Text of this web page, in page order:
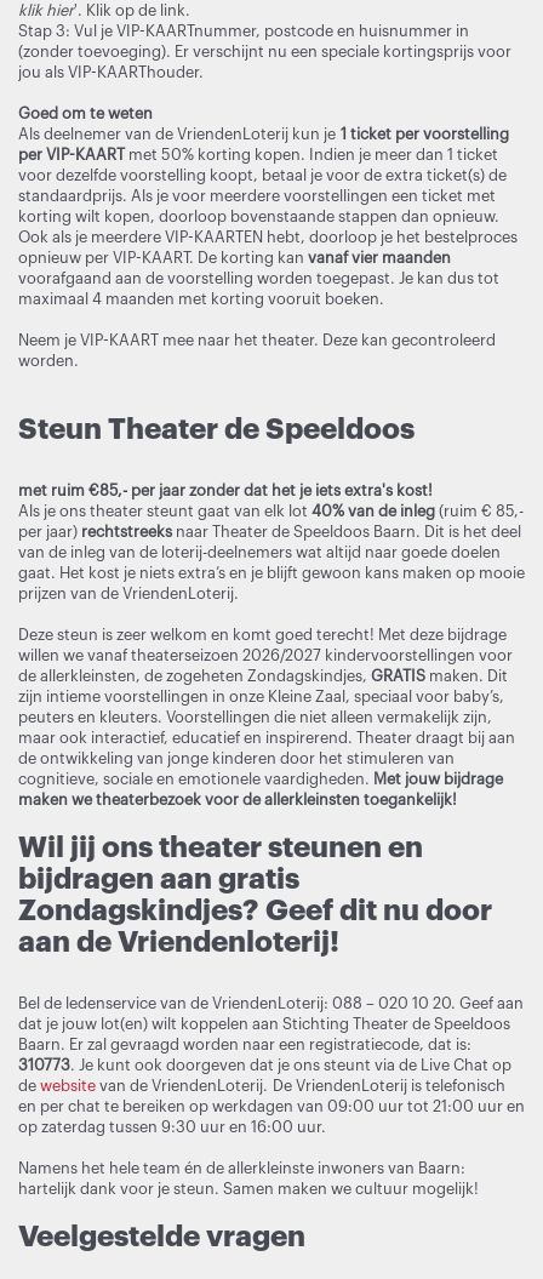
klik hier'. Klik op de link.
Stap 3: Vul je VIP-KAARTnummer, postcode en huisnummer in
(zonder toevoeging). Er verschijnt nu een speciale kortingsprijs voor
jou als VIP-KAARThouder.
Goed om te weten
Als deelnemer van de VriendenLoterij kun je 1 ticket per voorstelling
per VIP-KAART
met 50% korting kopen. Indien je meer dan 1 ticket
voor dezelfde voorstelling koopt, betaal je voor de extra ticket(s) de
standaardprijs. Als je voor meerdere voorstellingen een ticket met
korting wilt kopen, doorloop bovenstaande stappen dan opnieuw.
Ook als je meerdere VIP-KAARTEN hebt, doorloop je het bestelproces
opnieuw per VIP-KAART. De korting kan vanaf vier maanden
voorafgaand aan de voorstelling worden toegepast. Je kan dus tot
maximaal 4 maanden met korting vooruit boeken.
Neem je VIP-KAART mee naar het theater. Deze kan gecontroleerd
worden.
Steun Theater de Speeldoos
met ruim €85,- per jaar zonder dat het je iets extra's kost!
Als je ons theater steunt gaat van elk lot 40% van de inleg (ruim € 85,-
per jaar) rechtstreeks naar Theater de Speeldoos Baarn. Dit is het deel
van de inleg van de loterij-deelnemers wat altijd naar goede doelen
gaat. Het kost je niets extra’s en je blijft gewoon kans maken op mooie
prijzen van de VriendenLoterij.
Deze steun is zeer welkom en komt goed terecht! Met deze bijdrage
willen we vanaf theaterseizoen 2026/2027 kindervoorstellingen voor
de allerkleinsten, de zogeheten Zondagskindjes, GRATIS maken. Dit
zijn intieme voorstellingen in onze Kleine Zaal, speciaal voor baby’s,
peuters en kleuters. Voorstellingen die niet alleen vermakelijk zijn,
maar ook interactief, educatief en inspirerend. Theater draagt bij aan
de ontwikkeling van jonge kinderen door het stimuleren van
cognitieve, sociale en emotionele vaardigheden. Met jouw bijdrage
maken we theaterbezoek voor de allerkleinsten toegankelijk!
Wil jij ons theater steunen en
bijdragen aan gratis
Zondagskindjes? Geef dit nu door
aan de Vriendenloterij!
Bel de ledenservice van de VriendenLoterij: 088 – 020 10 20. Geef aan
dat je jouw lot(en) wilt koppelen aan Stichting Theater de Speeldoos
Baarn. Er zal gevraagd worden naar een registratiecode, dat is:
310773. Je kunt ook doorgeven dat je ons steunt via de Live Chat op
de website van de VriendenLoterij. De VriendenLoterij is telefonisch
en per chat te bereiken op werkdagen van 09:00 uur tot 21:00 uur en
op zaterdag tussen 9:30 uur en 16:00 uur.
Namens het hele team én de allerkleinste inwoners van Baarn:
hartelijk dank voor je steun. Samen maken we cultuur mogelijk!
Veelgestelde vragen